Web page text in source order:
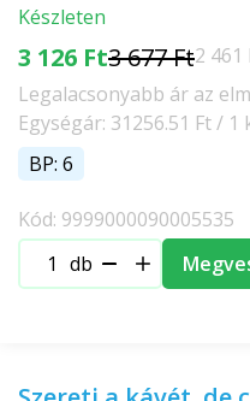
Készleten
3 126 Ft3 677 Ft2 461
Legalacsonyabb ár az
Egységár: 31256.51 Ft / 1
BP: 6
Kód: 9999000090005535
db